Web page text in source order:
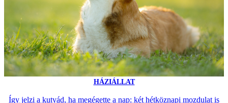
HÁZIÁLLAT
Így jelzi a kutyád, ha megégette a nap: két hétköznapi mozdulat is